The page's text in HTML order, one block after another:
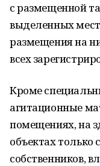
с размещенной
выделенных
размещения на
всех
Кроме
агитационные
помещениях, на
объектах только
собственников,